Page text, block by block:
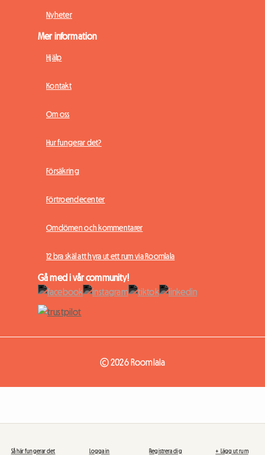
Nyheter
Mer information
Hjälp
Kontakt
Om oss
Hur fungerar det?
Försäkring
Förtroendecenter
Omdömen och kommentarer
12 bra skäl att hyra ut ett rum via Roomlala
Gå med i vår community!
© 2026 Roomlala
Så här fungerar det Logga in Registrera dig + Lägg ut rum